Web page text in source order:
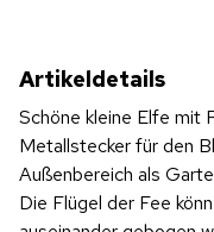
Artikeldetails
Schöne kleine Elfe mit
Metallstecker für den
Außenbereich als
Die Flügel der Fee